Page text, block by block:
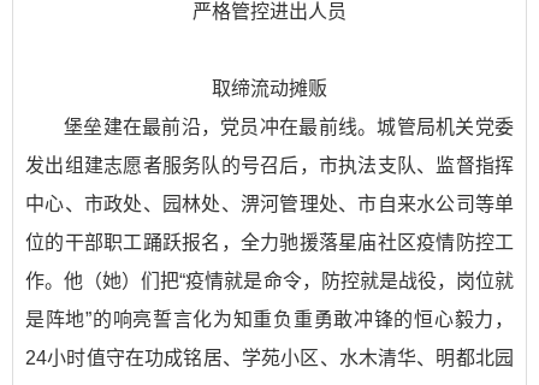
严格管控进出人员
取缔流动摊贩
堡垒建在最前沿，党员冲在最前线。城管局机关党委
发出组建志愿者服务队的号召后，市执法支队、监督指挥
中心、市政处、园林处、淠河管理处、市自来水公司等单
位的干部职工踊跃报名，全力驰援落星庙社区疫情防控工
作。他（她）们把“疫情就是命令，防控就是战役，岗位就
是阵地”的响亮誓言化为知重负重勇敢冲锋的恒心毅力，
24小时值守在功成铭居、学苑小区、水木清华、明都北园